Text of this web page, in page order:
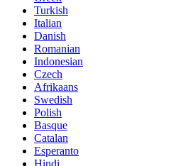
Turkish
Italian
Danish
Romanian
Indonesian
Czech
Afrikaans
Swedish
Polish
Basque
Catalan
Esperanto
Hindi